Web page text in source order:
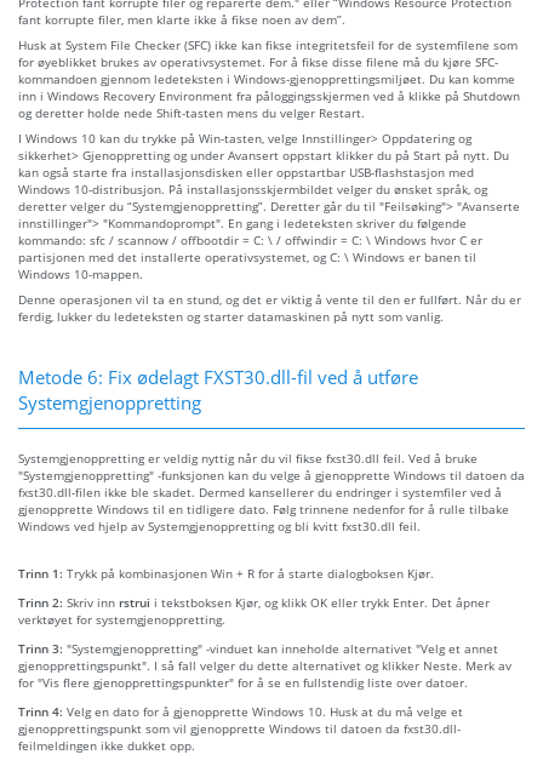
fant korrupte filer, men klarte ikke å fikse noen av dem”.
Husk at System File Checker (SFC) ikke kan fikse integritetsfeil for de systemfilene som
for øyeblikket brukes av operativsystemet. For å fikse disse filene må du kjøre SFC-
kommandoen gjennom ledeteksten i Windows-gjenopprettingsmiljøet. Du kan komme
inn i Windows Recovery Environment fra påloggingsskjermen ved å klikke på Shutdown
og deretter holde nede Shift-tasten mens du velger Restart.
I Windows 10 kan du trykke på Win-tasten, velge Innstillinger> Oppdatering og
sikkerhet> Gjenoppretting og under Avansert oppstart klikker du på Start på nytt. Du
kan også starte fra installasjonsdisken eller oppstartbar USB-flashstasjon med
Windows 10-distribusjon. På installasjonsskjermbildet velger du ønsket språk, og
deretter velger du “Systemgjenoppretting”. Deretter går du til "Feilsøking"> "Avanserte
innstillinger"> "Kommandoprompt". En gang i ledeteksten skriver du følgende
kommando: sfc / scannow / offbootdir = C: \ / offwindir = C: \ Windows hvor C er
partisjonen med det installerte operativsystemet, og C: \ Windows er banen til
Windows 10-mappen.
Denne operasjonen vil ta en stund, og det er viktig å vente til den er fullført. Når du er
ferdig, lukker du ledeteksten og starter datamaskinen på nytt som vanlig.
Metode 6: Fix ødelagt FXST30.dll-fil ved å utføre
Systemgjenoppretting
Systemgjenoppretting er veldig nyttig når du vil fikse fxst30.dll feil. Ved å bruke
"Systemgjenoppretting" -funksjonen kan du velge å gjenopprette Windows til datoen da
fxst30.dll-filen ikke ble skadet. Dermed kansellerer du endringer i systemfiler ved å
gjenopprette Windows til en tidligere dato. Følg trinnene nedenfor for å rulle tilbake
Windows ved hjelp av Systemgjenoppretting og bli kvitt fxst30.dll feil.
Trinn 1: Trykk på kombinasjonen Win + R for å starte dialogboksen Kjør.
Trinn 2: Skriv inn rstrui i tekstboksen Kjør, og klikk OK eller trykk Enter. Det åpner
verktøyet for systemgjenoppretting.
Trinn 3: "Systemgjenoppretting" -vinduet kan inneholde alternativet "Velg et annet
gjenopprettingspunkt". I så fall velger du dette alternativet og klikker Neste. Merk av
for "Vis flere gjenopprettingspunkter" for å se en fullstendig liste over datoer.
Trinn 4: Velg en dato for å gjenopprette Windows 10. Husk at du må velge et
gjenopprettingspunkt som vil gjenopprette Windows til datoen da fxst30.dll-
feilmeldingen ikke dukket opp.